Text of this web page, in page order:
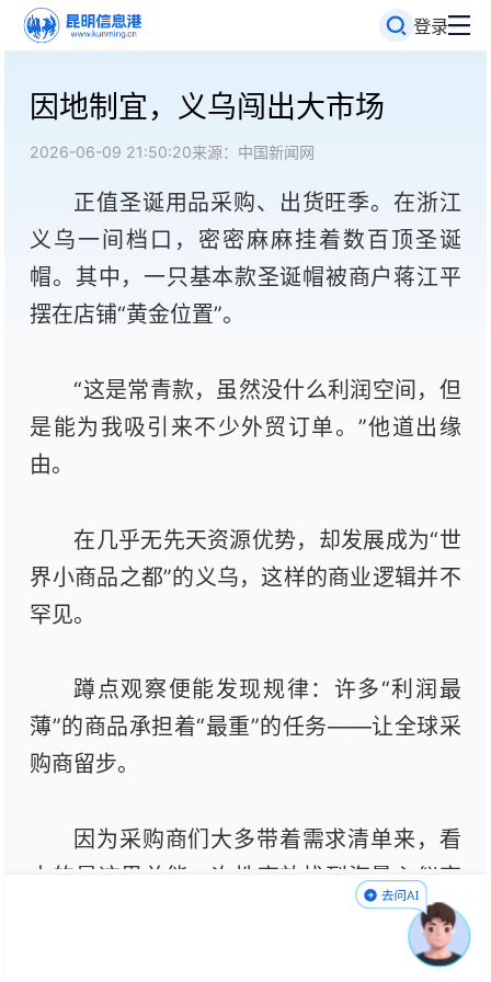
登录
因地制宜，义乌闯出大市场
2026-06-09 21:50:20来源：中国新闻网
正值圣诞用品采购、出货旺季。在浙江
义乌一间档口，密密麻麻挂着数百顶圣诞
帽。其中，一只基本款圣诞帽被商户蒋江平
摆在店铺“黄金位置”。
“这是常青款，虽然没什么利润空间，但
是能为我吸引来不少外贸订单。”他道出缘
由。
在几乎无先天资源优势，却发展成为“世
界小商品之都”的义乌，这样的商业逻辑并不
罕见。
蹲点观察便能发现规律：许多“利润最
薄”的商品承担着“最重”的任务——让全球采
购商留步。
因为采购商们大多带着需求清单来，看
中的是这里总能一次性高效找到海量心仪商
品，再加上薄利多销、小单快反、海量供